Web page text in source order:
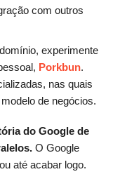
com outros
experimente
Porkbun.
nas quais
de negócios.
do Google de
O Google
até acabar logo.